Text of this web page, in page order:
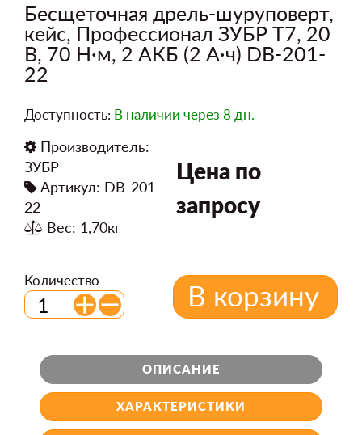
Бесщеточная дрель-шуруповерт,
кейс, Профессионал ЗУБР Т7, 20
В, 70 Н·м, 2 АКБ (2 А·ч) DB-201-
22
Доступность: В наличии через 8 дн.
Производитель:
ЗУБР
Артикул: DB-201-
22
Вес: 1,70кг
Цена по
запросу
Количество В корзину
ОПИСАНИЕ
ХАРАКТЕРИСТИКИ